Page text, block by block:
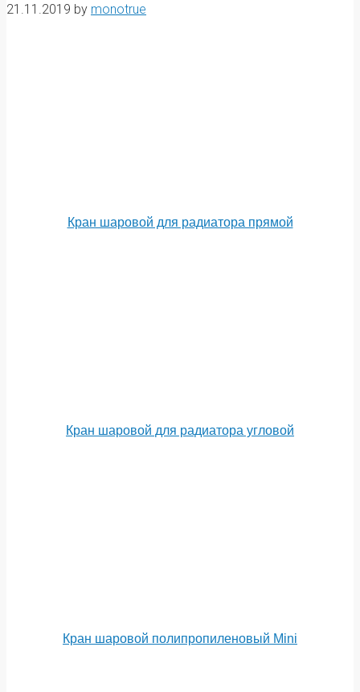
21.11.2019 by monotrue
Кран шаровой для радиатора прямой
Кран шаровой для радиатора угловой
Кран шаровой полипропиленовый Mini